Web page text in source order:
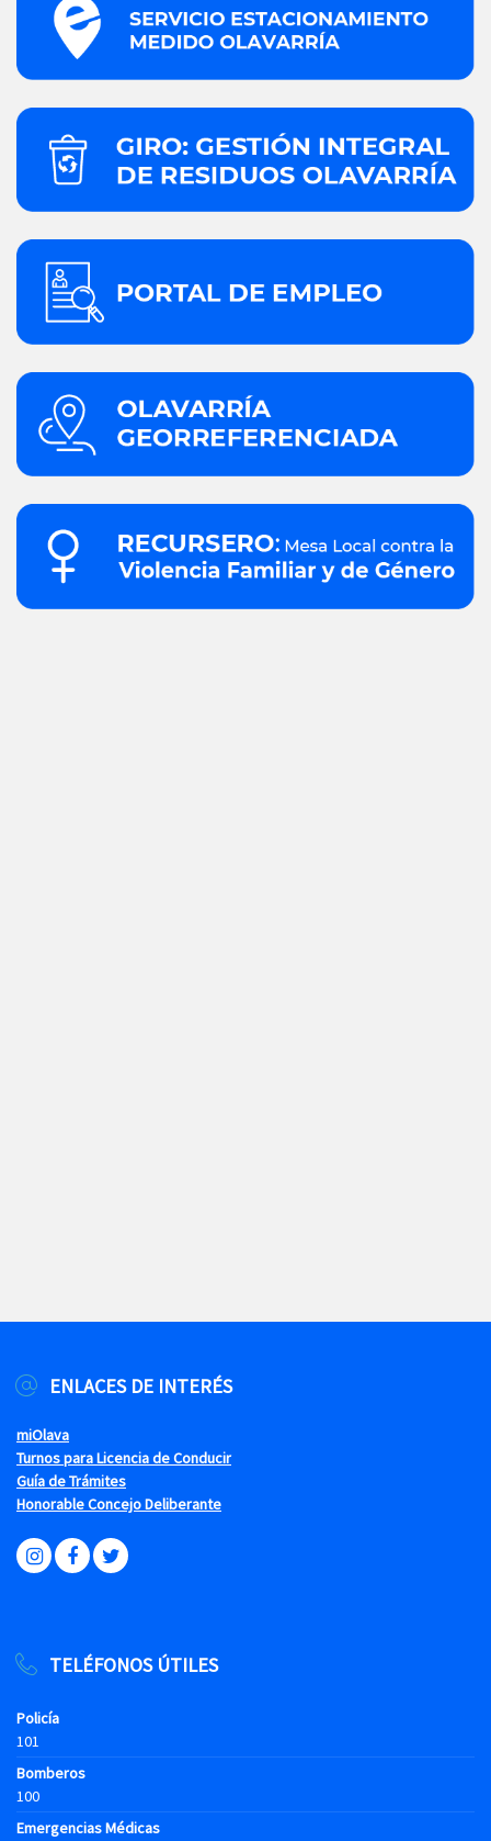
ENLACES DE INTERÉS
miOlava
Turnos para Licencia de Conducir
Guía de Trámites
Honorable Concejo Deliberante
TELÉFONOS ÚTILES
Policía
101
Bomberos
100
Emergencias Médicas